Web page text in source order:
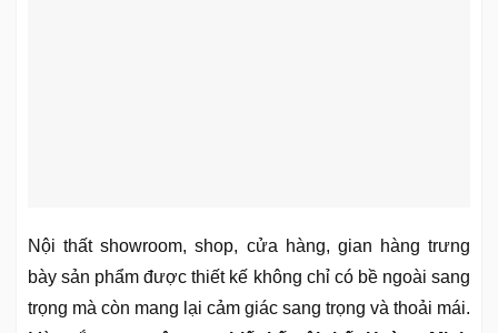
Nội thất showroom, shop, cửa hàng, gian hàng trưng
bày sản phẩm được thiết kế không chỉ có bề ngoài sang
trọng mà còn mang lại cảm giác sang trọng và thoải mái.